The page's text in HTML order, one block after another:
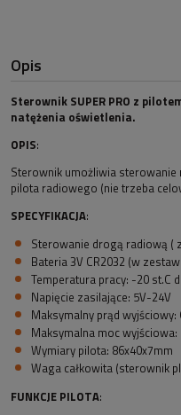
Opis
Sterownik SUPER PRO z
natężenia oświetlenia.
OPIS:
Sterownik umożliwia
pilota radiowego (nie trzeba
SPECYFIKACJA:
Sterowanie drogą radiową (
Bateria 3V CR2032 (w
Temperatura pracy: -20 st.C
Napięcie zasilające: 5V-24V
Maksymalny prąd wyjściowy:
Maksymalna moc
Wymiary pilota: 86x40x7mm
Waga całkowita (sterownik
FUNKCJE PILOTA: